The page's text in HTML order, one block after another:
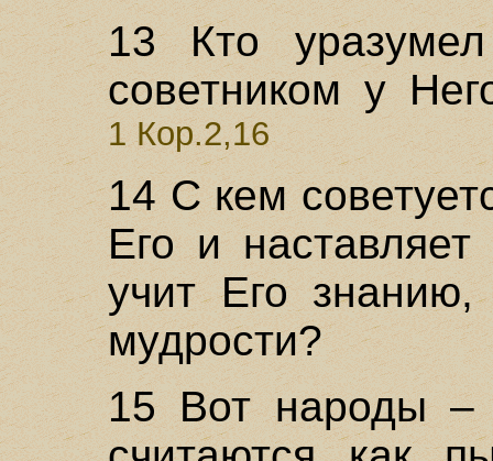
13 Кто
советником у
1 Кор.2,16
14 С кем
Его и
учит Его
мудрости?
15 Вот народы –